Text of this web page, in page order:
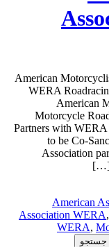
American
WERA
American
Motorcycle
Partners with
to be Co-
Association
American
Association WERA,
WERA,